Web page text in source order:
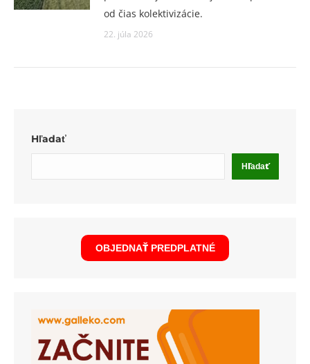
od čias kolektivizácie.
22. júla 2026
Hľadať
Hľadať
OBJEDNAŤ PREDPLATNÉ